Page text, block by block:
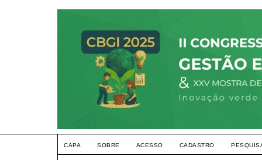
CAPA SOBRE ACESSO CADASTRO